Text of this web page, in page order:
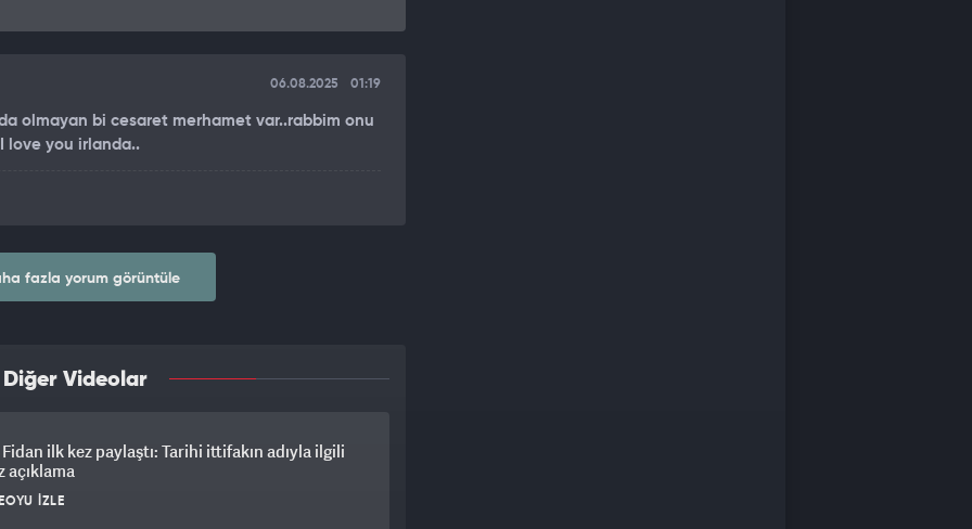
06.08.2025 01:19
olmayan bi cesaret merhamet var..rabbim onu
love you irlanda..
fazla yorum görüntüle
Diğer Videolar
ilk kez paylaştı: Tarihi ittifakın adıyla ilgili
açıklama
İZLE